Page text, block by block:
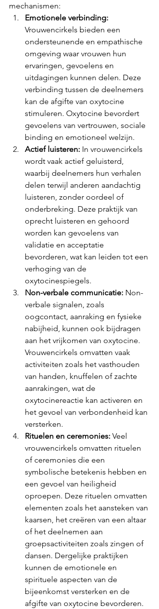
mechanismen:
Emotionele verbinding:
Vrouwencirkels bieden een
ondersteunende en empathische
omgeving waar vrouwen hun
ervaringen, gevoelens en
uitdagingen kunnen delen. Deze
verbinding tussen de deelnemers
kan de afgifte van oxytocine
stimuleren. Oxytocine bevordert
gevoelens van vertrouwen, sociale
binding en emotioneel welzijn.
Actief luisteren: In vrouwencirkels
wordt vaak actief geluisterd,
waarbij deelnemers hun verhalen
delen terwijl anderen aandachtig
luisteren, zonder oordeel of
onderbreking. Deze praktijk van
oprecht luisteren en gehoord
worden kan gevoelens van
validatie en acceptatie
bevorderen, wat kan leiden tot een
verhoging van de
oxytocinespiegels.
Non-verbale communicatie: Non-
verbale signalen, zoals
oogcontact, aanraking en fysieke
nabijheid, kunnen ook bijdragen
aan het vrijkomen van oxytocine.
Vrouwencirkels omvatten vaak
activiteiten zoals het vasthouden
van handen, knuffelen of zachte
aanrakingen, wat de
oxytocinereactie kan activeren en
het gevoel van verbondenheid kan
versterken.
Rituelen en ceremonies: Veel
vrouwencirkels omvatten rituelen
of ceremonies die een
symbolische betekenis hebben en
een gevoel van heiligheid
oproepen. Deze rituelen omvatten
elementen zoals het aansteken van
kaarsen, het creëren van een altaar
of het deelnemen aan
groepsactiviteiten zoals zingen of
dansen. Dergelijke praktijken
kunnen de emotionele en
spirituele aspecten van de
bijeenkomst versterken en de
afgifte van oxytocine bevorderen.